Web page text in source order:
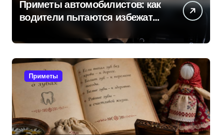
Приметы автомобилистов: как
водители пытаются избежать
дороге
Приметы